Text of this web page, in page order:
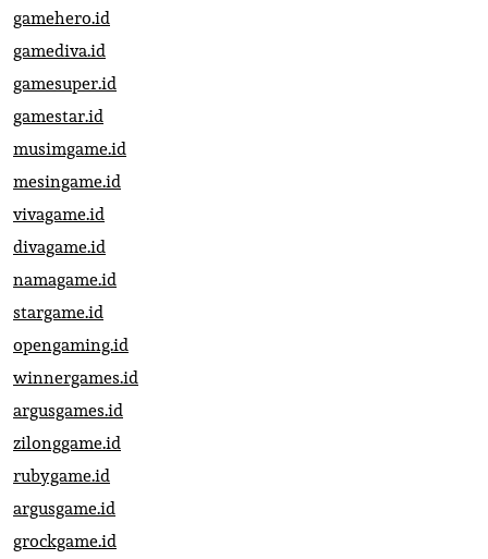
gamehero.id
gamediva.id
gamesuper.id
gamestar.id
musimgame.id
mesingame.id
vivagame.id
divagame.id
namagame.id
stargame.id
opengaming.id
winnergames.id
argusgames.id
zilonggame.id
rubygame.id
argusgame.id
grockgame.id